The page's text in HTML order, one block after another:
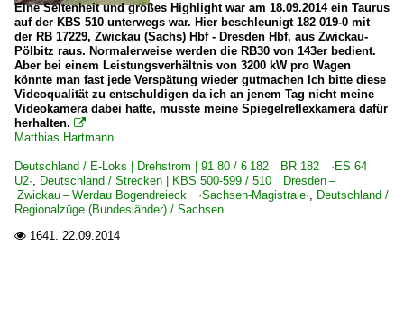
Personenwagen | Steuerwagen
Steuerwagen Bauart Wittenberge
Regional- und Fernzüge
IC InterCity-Züge
Regionalzüge (Bundesländer)
Berlin und Brandenburg
Eine Seltenheit und großes Highlight war am 18.09.2014 ein Taurus
auf der KBS 510 unterwegs war. Hier beschleunigt 182 019-0 mit
der RB 17229, Zwickau (Sachs) Hbf - Dresden Hbf, aus Zwickau-
Pölbitz raus. Normalerweise werden die RB30 von 143er bedient.
Aber bei einem Leistungsverhältnis von 3200 kW pro Wagen
könnte man fast jede Verspätung wieder gutmachen Ich bitte diese
Videoqualität zu entschuldigen da ich an jenem Tag nicht meine
Videokamera dabei hatte, musste meine Spiegelreflexkamera dafür
herhalten. 
Matthias Hartmann
Deutschland / E-Loks | Drehstrom | 91 80 / 6 182 BR 182 ·ES 64
U2·, Deutschland / Strecken | KBS 500-599 / 510 Dresden –
Zwickau – Werdau Bogendreieck ·Sachsen-Magistrale·, Deutschland /
Regionalzüge (Bundesländer) / Sachsen
 1641. 22.09.2014